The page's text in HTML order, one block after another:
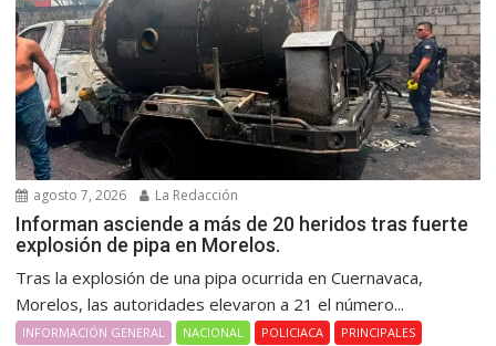
agosto 7, 2026 La Redacción
Informan asciende a más de 20 heridos tras fuerte
explosión de pipa en Morelos.
Tras la explosión de una pipa ocurrida en Cuernavaca,
Morelos, las autoridades elevaron a 21 el número...
INFORMACIÓN GENERAL NACIONAL POLICIACA PRINCIPALES